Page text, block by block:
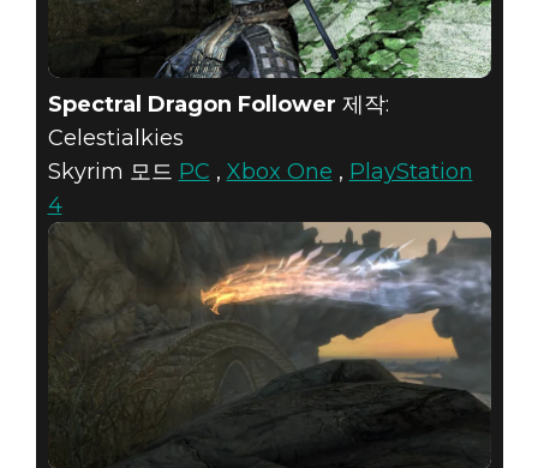
Spectral Dragon Follower 제작:
Celestialkies
Skyrim 모드 PC , Xbox One , PlayStation
4